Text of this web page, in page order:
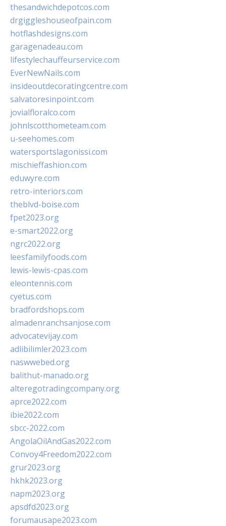
thesandwichdepotcos.com
drgiggleshouseofpain.com
hotflashdesigns.com
garagenadeau.com
lifestylechauffeurservice.com
EverNewNails.com
insideoutdecoratingcentre.com
salvatoresinpoint.com
jovialfloralco.com
johnlscotthometeam.com
u-seehomes.com
watersportslagonissi.com
mischieffashion.com
eduwyre.com
retro-interiors.com
theblvd-boise.com
fpet2023.org
e-smart2022.org
ngrc2022.org
leesfamilyfoods.com
lewis-lewis-cpas.com
eleontennis.com
cyetus.com
bradfordshops.com
almadenranchsanjose.com
advocatevijay.com
adlibilimler2023.com
naswwebed.org
balithut-manado.org
alteregotradingcompany.org
aprce2022.com
ibie2022.com
sbcc-2022.com
AngolaOilAndGas2022.com
Convoy4Freedom2022.com
grur2023.org
hkhk2023.org
napm2023.org
apsdfd2023.org
forumausape2023.com